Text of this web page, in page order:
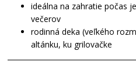
ideálna na zahratie počas
večerov
rodinná deka (veľkého
altánku, ku grilovačke